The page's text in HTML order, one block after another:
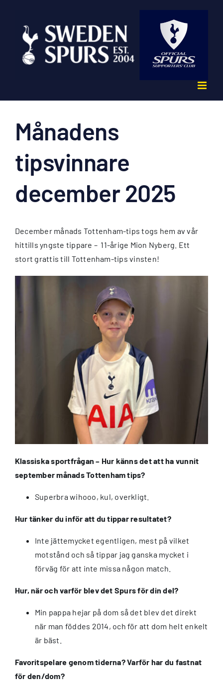
innehållet
Månadens
tipsvinnare
december 2025
December månads Tottenham-tips togs hem av vår
hittills yngste tippare – 11-årige Mion Nyberg. Ett
stort grattis till Tottenham-tips vinsten!
Klassiska sportfrågan – Hur känns det att ha vunnit
september månads Tottenham tips?
Superbra wihooo, kul, overkligt.
Hur tänker du inför att du tippar resultatet?
Inte jättemycket egentligen, mest på vilket
motstånd och så tippar jag ganska mycket i
förväg för att inte missa någon match.
Hur, när och varför blev det Spurs för din del?
Min pappa hejar på dom så det blev det direkt
när man föddes 2014, och för att dom helt enkelt
är bäst.
Favoritspelare genom tiderna? Varför har du fastnat
för den/dom?